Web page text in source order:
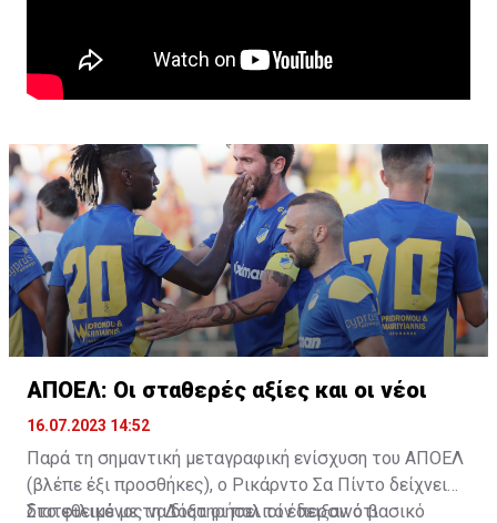
ΑΠΟΕΛ: Οι σταθερές αξίες και οι νέοι
16.07.2023 14:52
Παρά τη σημαντική μεταγραφική ενίσχυση του ΑΠΟΕΛ
(βλέπε έξι προσθήκες), ο Ρικάρντο Σα Πίντο δείχνει
διατεθειμένος να διατηρήσει τον περσινό βασικό
Στο φιλικό με τη Δόξα οι παλιοί έδειξαν ότι